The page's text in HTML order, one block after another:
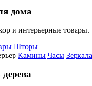
дома
и интерьерные товары.
Шторы
Камины Часы Зеркала